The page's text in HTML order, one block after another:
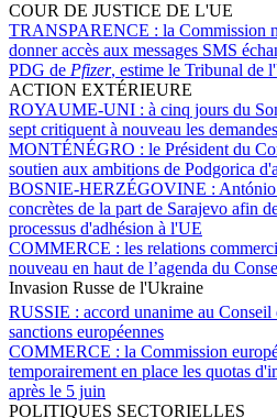
COUR DE JUSTICE DE L'UE
TRANSPARENCE : la Commission
donner accès aux messages SMS
PDG de Pfizer, estime le Tribunal de
ACTION EXTÉRIEURE
ROYAUME-UNI : à cinq jours du
sept critiquent à nouveau les
MONTÉNÉGRO : le Président du
soutien aux ambitions de Podgorica
BOSNIE-HERZÉGOVINE : António
concrètes de la part de Sarajevo afin
processus d'adhésion à l'UE
COMMERCE : les relations
nouveau en haut de l’agenda du
Invasion Russe de l'Ukraine
RUSSIE : accord unanime au
sanctions européennes
COMMERCE : la Commission
temporairement en place les quotas
après le 5 juin
POLITIQUES SECTORIELLES